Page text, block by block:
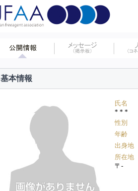
基本情報
氏名
* * *
性別
年齢
出身地
所在地
〒-